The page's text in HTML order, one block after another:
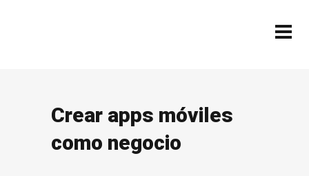
Crear apps móviles
como negocio